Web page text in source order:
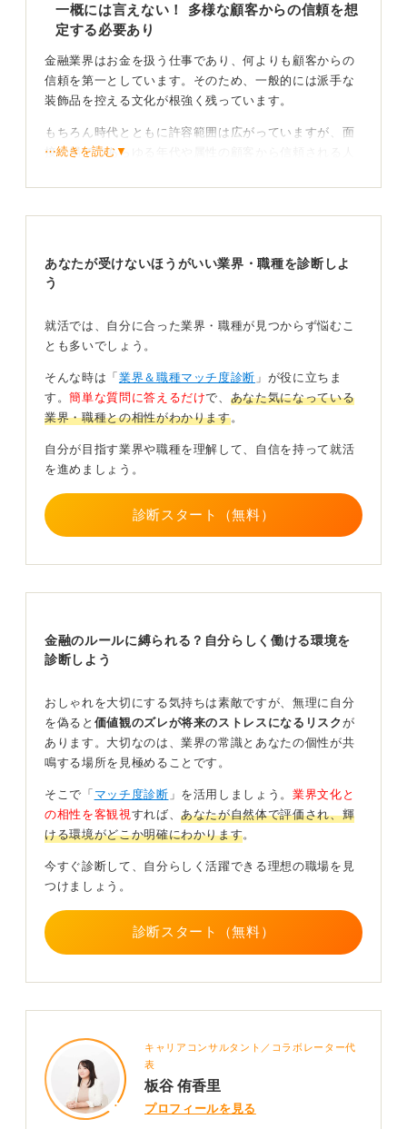
一概には言えない！ 多様な顧客からの信頼を想
定する必要あり
金融業界はお金を扱う仕事であり、何よりも顧客からの
信頼を第一としています。そのため、一般的には派手な
装飾品を控える文化が根強く残っています。
もちろん時代とともに許容範囲は広がっていますが、面
接の場ではあらゆる年代や属性の顧客から信頼される人
おしゃれを楽しみたい気持ちもわかりますが、面接官が
たとえ小さなピアスであっても、相手によっては「仕事
に対する意識が低いのではないか」といった不要な先入
観を持たれてしまうリスクがあります。
個人のスタイルやファッションも大切ですが、ビジネス
の場ではTPOをわきまえ、相手に安心感をもたらす外見
を意識することが何よりも重要です。
る必要があります。少なくとも内定を得るまではリスク
入社後に職場の雰囲気を確かめてから楽しむなど、段階
を踏むことも社会人としての賢い判断といえます。
0
⋯続きを読む▼
あなたが受けないほうがいい業界・職種を診断しよ
う
就活では、自分に合った業界・職種が見つからず悩むこ
とも多いでしょう。
そんな時は「 業界＆職種マッチ度診断 」が役に立ちま
す。簡単な質問に答えるだけで、 あなた気になっている
業界・職種との相性がわかります。
自分が目指す業界や職種を理解して、自信を持って就活
を進めましょう。
診断スタート（無料）
金融のルールに縛られる？自分らしく働ける環境を
診断しよう
おしゃれを大切にする気持ちは素敵ですが、無理に自分
を偽ると 価値観のズレが将来のストレスになるリスクが
あります。大切なのは、業界の常識とあなたの個性が共
鳴する場所を見極めることです。
そこで「 マッチ度診断 」を活用しましょう。業界文化と
の相性を客観視すれば、あなたが自然体で評価され、輝
ける環境がどこか明確にわかります。
今すぐ診断して、自分らしく活躍できる理想の職場を見
つけましょう。
診断スタート（無料）
キャリアコンサルタント／コラボレーター代
表
板谷 侑香里
プロフィールを見る